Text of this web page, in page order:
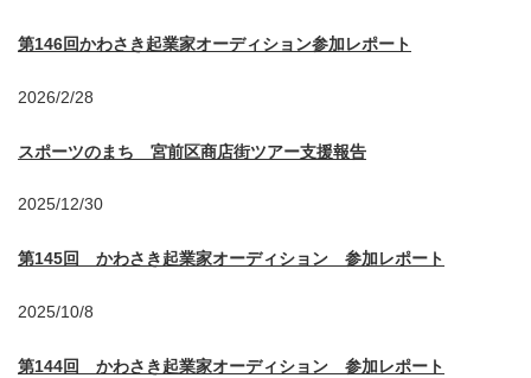
第146回かわさき起業家オーディション参加レポート
2026/2/28
スポーツのまち 宮前区商店街ツアー支援報告
2025/12/30
第145回 かわさき起業家オーディション 参加レポート
2025/10/8
第144回 かわさき起業家オーディション 参加レポート